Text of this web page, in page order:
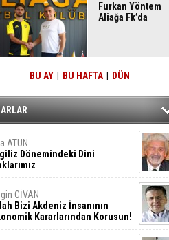
Furkan Yöntem
Aliağa Fk’da
BU AY BU HAFTA DÜN
ATUN
Dönemindeki Dini
CİVAN
Bizi Akdeniz İnsanının
Kararlarından Korusun!